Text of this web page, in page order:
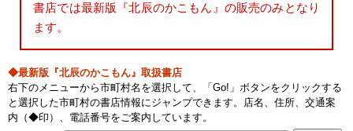
書店では最新版『北辰のかこもん』の販売のみとなり
ます。
◆最新版『北辰のかこもん』取扱書店
右下のメニューから市町村名を選択して、「Go!」ボタンをクリックする
と選択した市町村の書店情報にジャンプできます。店名、住所、交通案
内（◆印）、電話番号をご案内しています。